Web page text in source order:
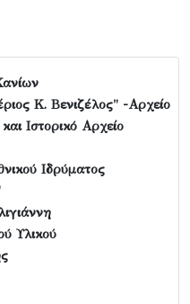
Κ. Βενιζέλος" -Αρχείο
Ιστορικό Αρχείο
Ιδρύματος
Υλικού